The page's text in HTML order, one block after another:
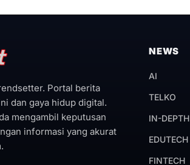
Portal berita
dan gaya hidup digital.
mengambil keputusan
informasi yang akurat
NEWS
AI
TELKO
IN-DEPTH
EDUTECH
FINTECH